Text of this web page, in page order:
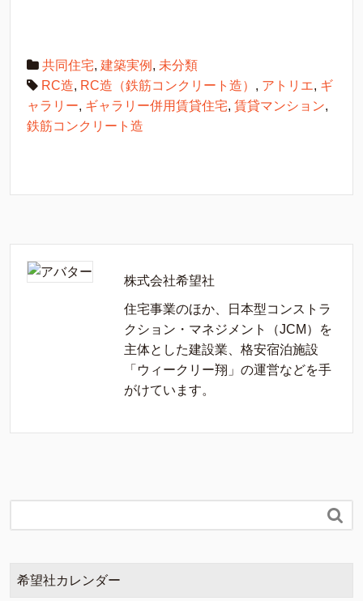
共同住宅, 建築実例 , 未分類
RC造, RC造（鉄筋コンクリート造） , アトリエ, ギ
ャラリー, ギャラリー併用賃貸住宅, 賃貸マンション,
鉄筋コンクリート造
株式会社希望社
住宅事業のほか、日本型コンストラ
クション・マネジメント（JCM）を
主体とした建設業、格安宿泊施設
「ウィークリー翔」の運営などを手
がけています。

希望社カレンダー